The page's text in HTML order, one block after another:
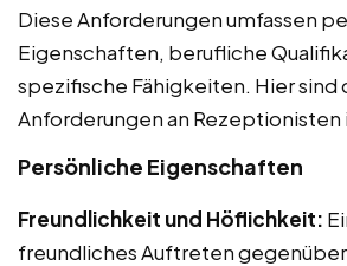
Diese Anforderungen umfassen
Eigenschaften, berufliche
spezifische Fähigkeiten. Hier
Anforderungen an Rezeptionisten
Persönliche Eigenschaften
Freundlichkeit und Höflichkeit:
freundliches Auftreten